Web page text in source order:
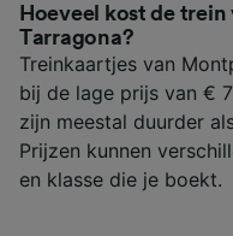
Hoeveel kost de
Tarragona?
Treinkaartjes van
bij de lage prijs van €
zijn meestal duurder
Prijzen kunnen
en klasse die je boekt.